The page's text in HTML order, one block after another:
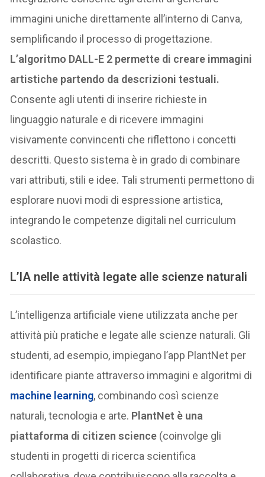
immagini uniche direttamente all’interno di Canva,
semplificando il processo di progettazione.
L’algoritmo DALL-E 2 permette di creare immagini
artistiche partendo da descrizioni testuali.
Consente agli utenti di inserire richieste in
linguaggio naturale e di ricevere immagini
visivamente convincenti che riflettono i concetti
descritti. Questo sistema è in grado di combinare
vari attributi, stili e idee. Tali strumenti permettono di
esplorare nuovi modi di espressione artistica,
integrando le competenze digitali nel curriculum
scolastico.
L’IA nelle attività legate alle scienze naturali
L’intelligenza artificiale viene utilizzata anche per
attività più pratiche e legate alle scienze naturali. Gli
studenti, ad esempio, impiegano l’app PlantNet per
identificare piante attraverso immagini e algoritmi di
machine learning, combinando così scienze
naturali, tecnologia e arte. PlantNet è una
piattaforma di citizen science (coinvolge gli
studenti in progetti di ricerca scientifica